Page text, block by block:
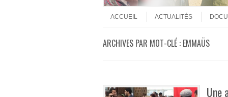
Menu
ACCUEIL
ACTUALITÉS
ARCHIVES PAR MOT-CLÉ : EMMAÜS
Une